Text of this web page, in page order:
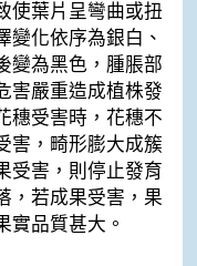
使葉片呈彎曲或扭
變化依序為銀白、
變為黑色，腫脹部
害嚴重造成植株發
穗受害時，花穗不
害，畸形膨大成簇
受害，則停止發育
，若成果受害，果
實品質甚大。